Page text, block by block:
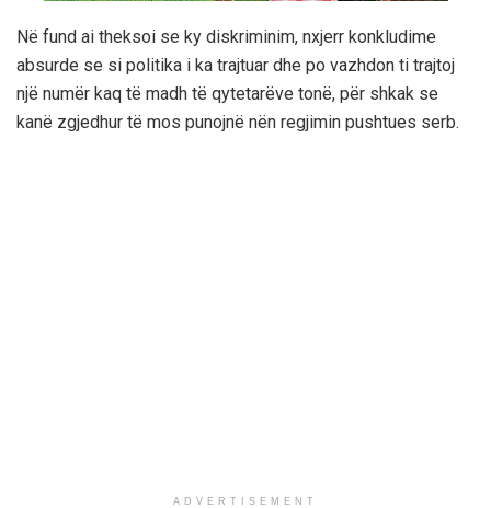
Në fund ai theksoi se ky diskriminim, nxjerr konkludime
absurde se si politika i ka trajtuar dhe po vazhdon ti trajtoj
një numër kaq të madh të qytetarëve tonë, për shkak se
kanë zgjedhur të mos punojnë nën regjimin pushtues serb.
ADVERTISEMENT